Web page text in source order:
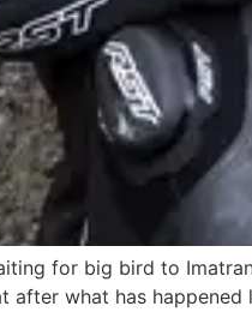
for big bird to
after what has